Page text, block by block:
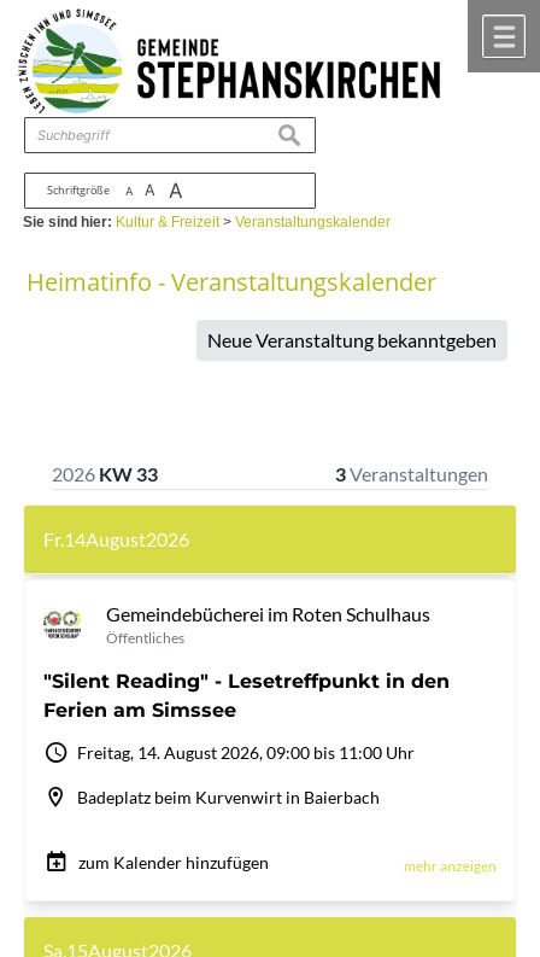
Zum Inhalt ,zur Navigation
Schriftgröße A A A
suchen
Sie sind hier: Kultur & Freizeit>Veranstaltungskalender
Heimatinfo - Veranstaltungskalender